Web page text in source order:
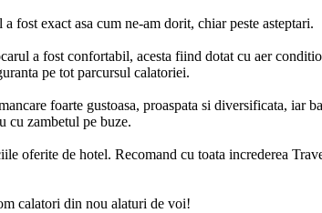
exact asa cum ne-am dorit, chiar peste asteptari.
a fost confortabil, acesta fiind dotat cu aer
pe tot parcursul calatoriei.
foarte gustoasa, proaspata si diversificata, iar
cu zambetul pe buze.
oferite de hotel. Recomand cu toata increderea
calatori din nou alaturi de voi!